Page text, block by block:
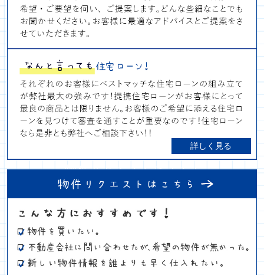
詳しく見る